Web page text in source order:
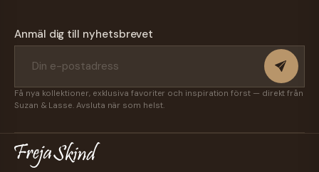
Anmäl dig till nyhetsbrevet
Få nya kollektioner, exklusiva favoriter och inspiration först — direkt från
Suzan & Lasse. Avsluta när som helst.